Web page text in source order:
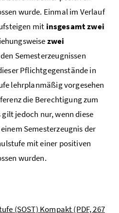
wurde. Einmal im Verlauf
mit insgesamt zwei
zwei
Semesterzeugnissen
Pflichtgegenstände in
lehrplanmäßig vorgesehen
die Berechtigung zum
jedoch nur, wenn diese
Semesterzeugnis der
mit einer positiven
wurden.
(SOST) Kompakt(PDF, 267